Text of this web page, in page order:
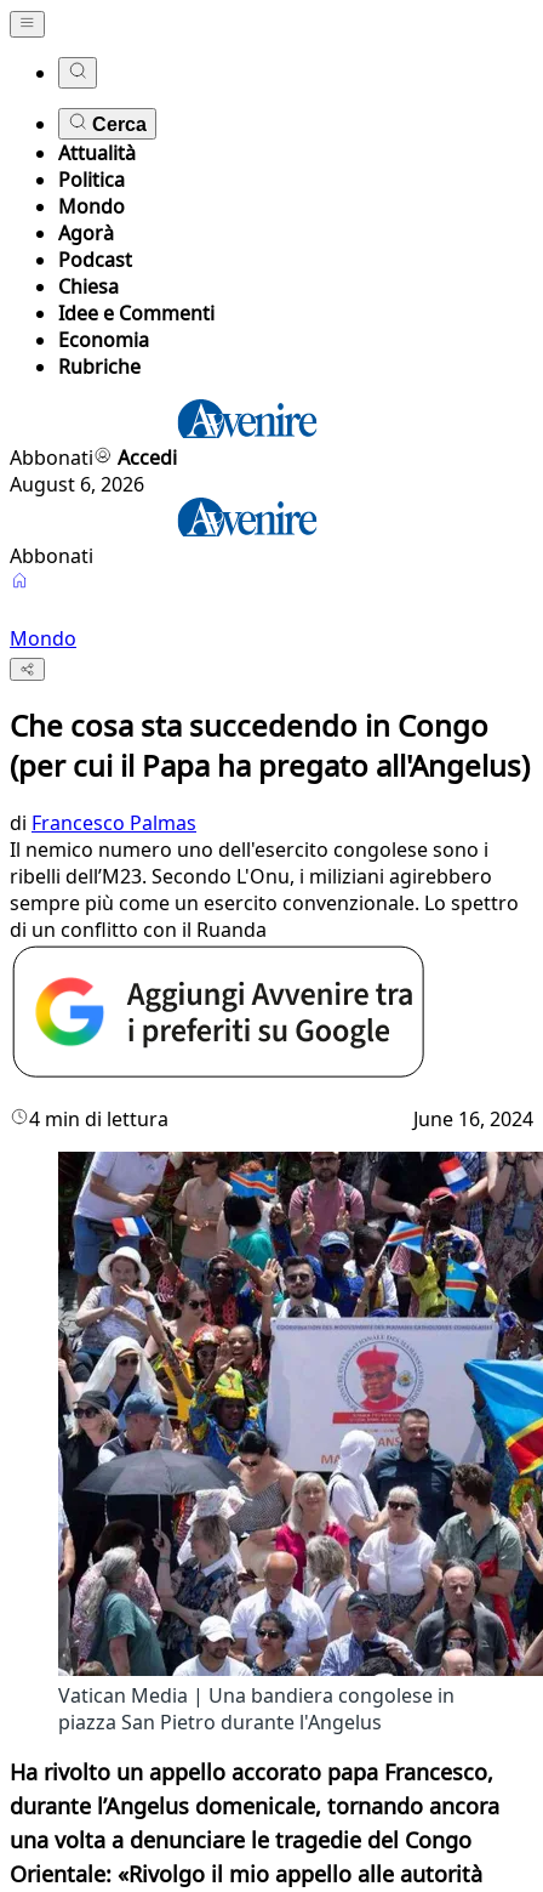
Cerca
Attualità
Politica
Mondo
Agorà
Podcast
Chiesa
Idee e Commenti
Economia
Rubriche
Abbonati
Accedi
August 6, 2026
Abbonati
Mondo
Che cosa sta succedendo in Congo
(per cui il Papa ha pregato all'Angelus)
di Francesco Palmas
Il nemico numero uno dell'esercito congolese sono i
ribelli dell’M23. Secondo L'Onu, i miliziani agirebbero
sempre più come un esercito convenzionale. Lo spettro
di un conflitto con il Ruanda
4 min di lettura June 16, 2024
Vatican Media | Una bandiera congolese in
piazza San Pietro durante l'Angelus
Ha rivolto un appello accorato papa Francesco,
durante l’Angelus domenicale, tornando ancora
una volta a denunciare le tragedie del Congo
Orientale: «Rivolgo il mio appello alle autorità